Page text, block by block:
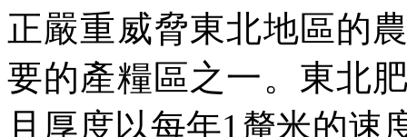
正嚴重威脅東北地區的
要的產糧區之一。東北
且厚度以每年1 釐米的速